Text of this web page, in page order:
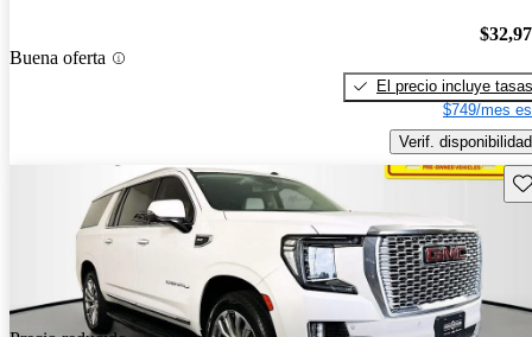
Buena oferta
El precio incluye tasas
$749/mes
Verif. disponibilidad